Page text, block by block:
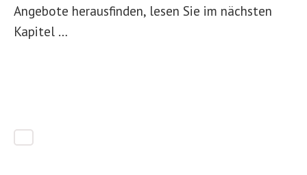
Angebote herausfinden, lesen Sie im nächsten
Kapitel …